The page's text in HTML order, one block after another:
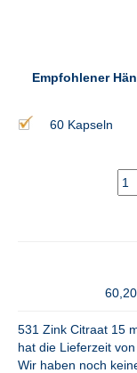
Empfohlener
60 Kapseln
531 Zink Citraat 15
hat die Lieferzeit
Wir haben noch